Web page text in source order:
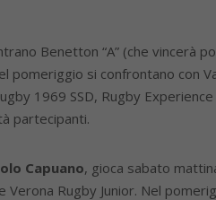
Benetton “A” (che vincerà
pomeriggio si confrontano con
1969 SSD, Rugby Experience
partecipanti.
Capuano, gioca sabato
Rugby Junior. Nel